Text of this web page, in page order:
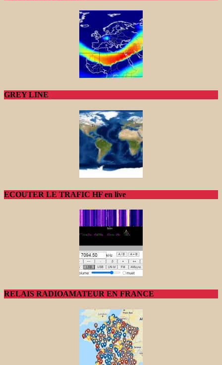
GREY LINE
ECOUTER LE TRAFIC HF en live
RELAIS RADIOAMATEUR EN FRANCE